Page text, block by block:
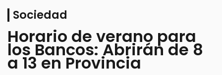
Sociedad
Horario de verano para
los Bancos: Abrirán de 8
a 13 en Provincia